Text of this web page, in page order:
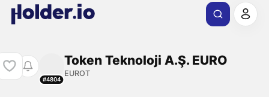
#4804
Token Teknoloji A.Ş. EURO
EUROT